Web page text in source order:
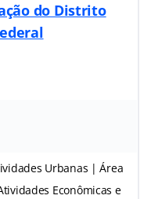
do Distrito
Urbanas | Área
Econômicas e